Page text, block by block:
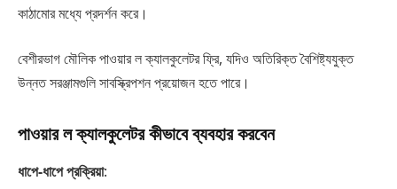
কাঠামোর মধ্যে প্রদর্শন করে।
বেশীরভাগ মৌলিক পাওয়ার ল ক্যালকুলেটর ফ্রি, যদিও অতিরিক্ত বৈশিষ্ট্যযুক্ত
উন্নত সরঞ্জামগুলি সাবস্ক্রিপশন প্রয়োজন হতে পারে।
পাওয়ার ল ক্যালকুলেটর কীভাবে ব্যবহার করবেন
ধাপে-ধাপে প্রক্রিয়া: